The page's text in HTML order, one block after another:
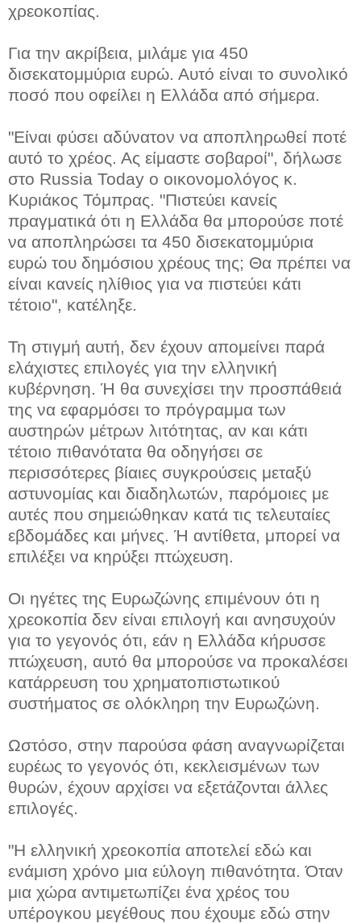
χρεοκοπίας.
Για την ακρίβεια, μιλάμε για 450
δισεκατομμύρια ευρώ. Αυτό είναι το συνολικό
ποσό που οφείλει η Ελλάδα από σήμερα.
"Είναι φύσει αδύνατον να αποπληρωθεί ποτέ
αυτό το χρέος. Ας είμαστε σοβαροί", δήλωσε
στο Russia Today ο οικονομολόγος κ.
Κυριάκος Τόμπρας. "Πιστεύει κανείς
πραγματικά ότι η Ελλάδα θα μπορούσε ποτέ
να αποπληρώσει τα 450 δισεκατομμύρια
ευρώ του δημόσιου χρέους της; Θα πρέπει να
είναι κανείς ηλίθιος για να πιστεύει κάτι
τέτοιο", κατέληξε.
Τη στιγμή αυτή, δεν έχουν απομείνει παρά
ελάχιστες επιλογές για την ελληνική
κυβέρνηση. Ή θα συνεχίσει την προσπάθειά
της να εφαρμόσει το πρόγραμμα των
αυστηρών μέτρων λιτότητας, αν και κάτι
τέτοιο πιθανότατα θα οδηγήσει σε
περισσότερες βίαιες συγκρούσεις μεταξύ
αστυνομίας και διαδηλωτών, παρόμοιες με
αυτές που σημειώθηκαν κατά τις τελευταίες
εβδομάδες και μήνες. Ή αντίθετα, μπορεί να
επιλέξει να κηρύξει πτώχευση.
Οι ηγέτες της Ευρωζώνης επιμένουν ότι η
χρεοκοπία δεν είναι επιλογή και ανησυχούν
για το γεγονός ότι, εάν η Ελλάδα κήρυσσε
πτώχευση, αυτό θα μπορούσε να προκαλέσει
κατάρρευση του χρηματοπιστωτικού
συστήματος σε ολόκληρη την Ευρωζώνη.
Ωστόσο, στην παρούσα φάση αναγνωρίζεται
ευρέως το γεγονός ότι, κεκλεισμένων των
θυρών, έχουν αρχίσει να εξετάζονται άλλες
επιλογές.
"Η ελληνική χρεοκοπία αποτελεί εδώ και
ενάμιση χρόνο μια εύλογη πιθανότητα. Όταν
μια χώρα αντιμετωπίζει ένα χρέος του
υπέρογκου μεγέθους που έχουμε εδώ στην